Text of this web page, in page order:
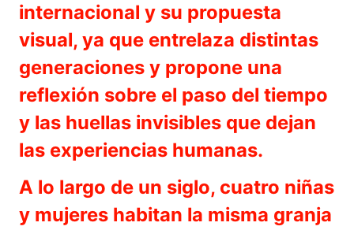
internacional y su propuesta
visual, ya que entrelaza distintas
generaciones y propone una
reflexión sobre el paso del tiempo
y las huellas invisibles que dejan
las experiencias humanas.
A lo largo de un siglo, cuatro niñas
y mujeres habitan la misma granja